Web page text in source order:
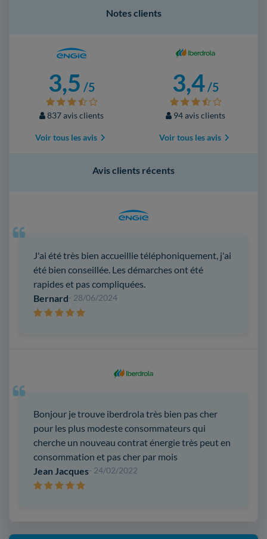
3,5 /5
837 avis clients
Voir tous les avis
Notes clients
3,4/5
94 avis clients
Voir tous les avis
J'ai été très bien accueillie téléphoniquement, j'ai
été bien conseillée. Les démarches ont été
rapides et pas compliquées.
Bernard- 28/06/2024
Avis clients récents
Bonjour je trouve iberdrola très bien pas cher
pour les plus modeste consommateurs qui
cherche un nouveau contrat énergie très peut en
consommation et pas cher par mois
Jean Jacques- 24/02/2022